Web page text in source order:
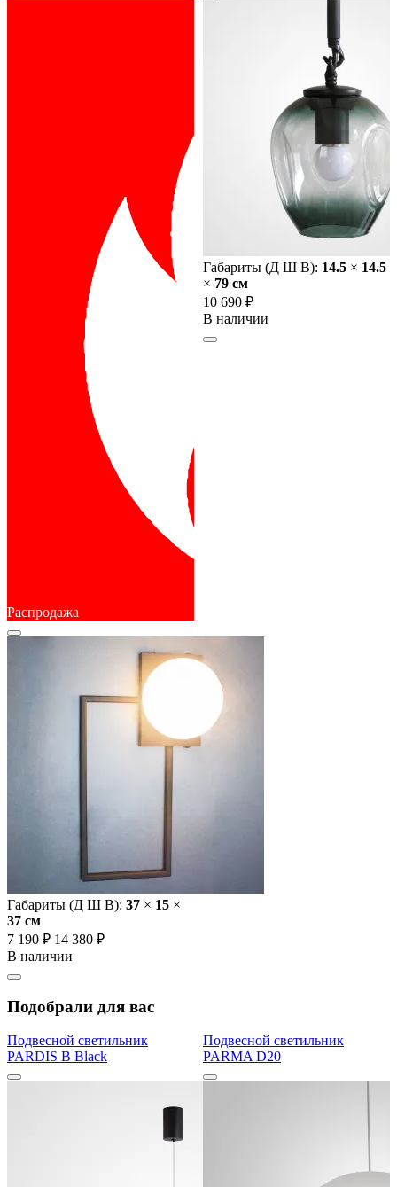
Распродажа
Габариты (Д Ш В): 37 × 15 ×
37 cм
7 190 ₽ 14 380 ₽
В наличии
Габариты (Д Ш В): 14.5 × 14.5
× 79 cм
10 690 ₽
В наличии
Подобрали для вас
Подвесной светильник
PARDIS B Black
Подвесной светильник
PARMA D20